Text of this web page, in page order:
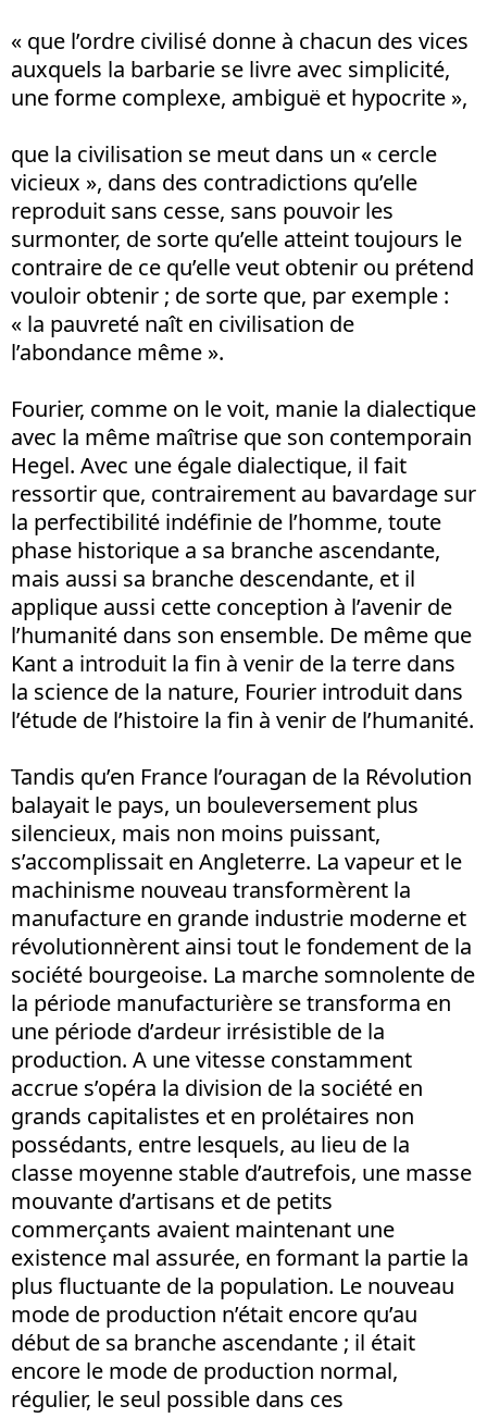
« que l’ordre civilisé donne à chacun des vices
auxquels la barbarie se livre avec simplicité,
une forme complexe, ambiguë et hypocrite »,
que la civilisation se meut dans un « cercle
vicieux », dans des contradictions qu’elle
reproduit sans cesse, sans pouvoir les
surmonter, de sorte qu’elle atteint toujours le
contraire de ce qu’elle veut obtenir ou prétend
vouloir obtenir ; de sorte que, par exemple :
« la pauvreté naît en civilisation de
l’abondance même ».
Fourier, comme on le voit, manie la dialectique
avec la même maîtrise que son contemporain
Hegel. Avec une égale dialectique, il fait
ressortir que, contrairement au bavardage sur
la perfectibilité indéfinie de l’homme, toute
phase historique a sa branche ascendante,
mais aussi sa branche descendante, et il
applique aussi cette conception à l’avenir de
l’humanité dans son ensemble. De même que
Kant a introduit la fin à venir de la terre dans
la science de la nature, Fourier introduit dans
l’étude de l’histoire la fin à venir de l’humanité.
Tandis qu’en France l’ouragan de la Révolution
balayait le pays, un bouleversement plus
silencieux, mais non moins puissant,
s’accomplissait en Angleterre. La vapeur et le
machinisme nouveau transformèrent la
manufacture en grande industrie moderne et
révolutionnèrent ainsi tout le fondement de la
société bourgeoise. La marche somnolente de
la période manufacturière se transforma en
une période d’ardeur irrésistible de la
production. A une vitesse constamment
accrue s’opéra la division de la société en
grands capitalistes et en prolétaires non
possédants, entre lesquels, au lieu de la
classe moyenne stable d’autrefois, une masse
mouvante d’artisans et de petits
commerçants avaient maintenant une
existence mal assurée, en formant la partie la
plus fluctuante de la population. Le nouveau
mode de production n’était encore qu’au
début de sa branche ascendante ; il était
encore le mode de production normal,
régulier, le seul possible dans ces